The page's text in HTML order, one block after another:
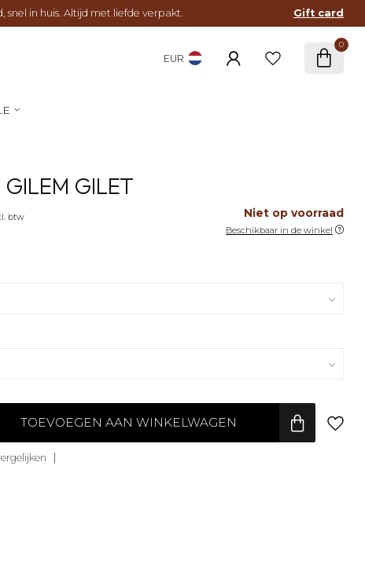
snel in huis. Altijd met liefde verpakt. Gift card
EUR
0
GILET
btw Niet op voorraad
Beschikbaar in de winkel
TOEVOEGEN AAN WINKELWAGEN